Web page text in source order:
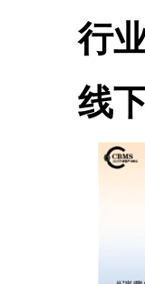
行
线